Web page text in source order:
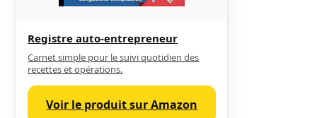
Registre auto-entrepreneur
Carnet simple pour le suivi quotidien des
recettes et opérations.
Voir le produit sur Amazon